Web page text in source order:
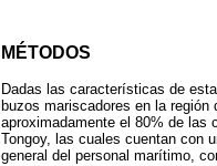
MÉTODOS
Dadas las características de
buzos mariscadores en la
aproximadamente el 80% de las
Tongoy, las cuales cuentan con
general del personal marítimo,